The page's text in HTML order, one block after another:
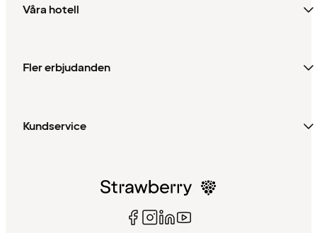
Våra hotell
Fler erbjudanden
Kundservice